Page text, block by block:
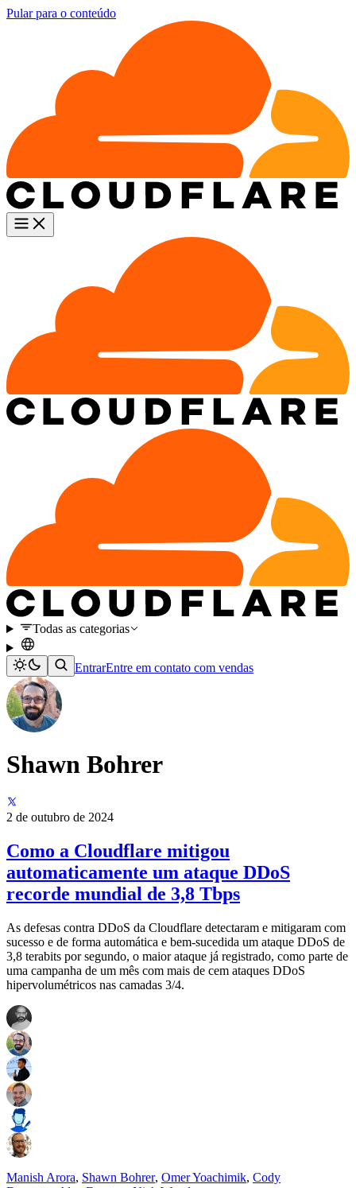
Pular para o conteúdo
Todas as categorias
EntrarEntre em contato com vendas
Shawn Bohrer
2 de outubro de 2024
Como a Cloudflare mitigou
automaticamente um ataque DDoS
recorde mundial de 3,8 Tbps
As defesas contra DDoS da Cloudflare detectaram e mitigaram com
sucesso e de forma automática e bem-sucedida um ataque DDoS de
3,8 terabits por segundo, o maior ataque já registrado, como parte de
uma campanha de um mês com mais de cem ataques DDoS
hipervolumétricos nas camadas 3/4.
Manish Arora, Shawn Bohrer, Omer Yoachimik, Cody